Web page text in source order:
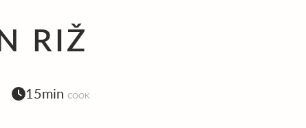
RIŽ
15min COOK